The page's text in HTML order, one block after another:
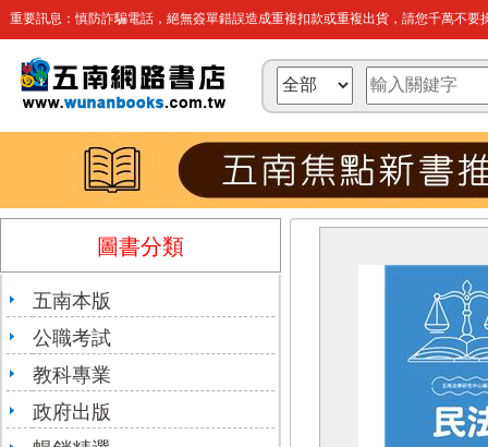
重要訊息：慎防詐騙電話，絕無簽單錯誤造成重複扣款或重複出貨，請您千萬不要
圖書分類
五南本版
公職考試
教科專業
政府出版